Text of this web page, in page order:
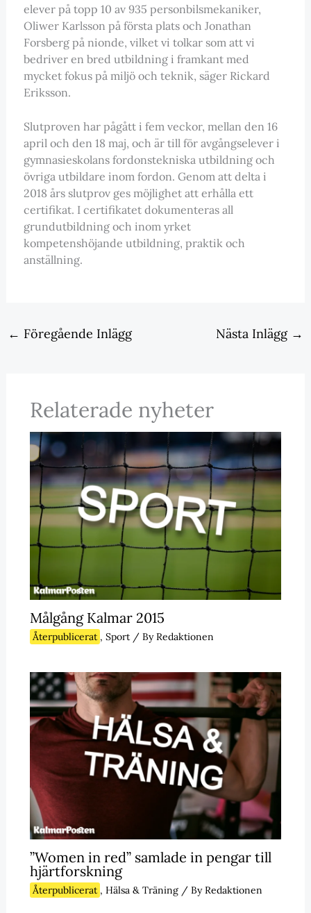
elever på topp 10 av 935 personbilsmekaniker,
Oliwer Karlsson på första plats och Jonathan
Forsberg på nionde, vilket vi tolkar som att vi
bedriver en bred utbildning i framkant med
mycket fokus på miljö och teknik, säger Rickard
Eriksson.
Slutproven har pågått i fem veckor, mellan den 16
april och den 18 maj, och är till för avgångselever i
gymnasieskolans fordonstekniska utbildning och
övriga utbildare inom fordon. Genom att delta i
2018 års slutprov ges möjlighet att erhålla ett
certifikat. I certifikatet dokumenteras all
grundutbildning och inom yrket
kompetenshöjande utbildning, praktik och
anställning.
← Föregående Inlägg Nästa Inlägg →
Relaterade nyheter
Målgång Kalmar 2015
Återpublicerat , Sport/ ByRedaktionen
”Women in red” samlade in pengar till
hjärtforskning
Återpublicerat , Hälsa & Träning/ ByRedaktionen